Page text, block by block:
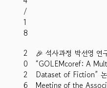
/
1
8
2
0
2
6
🎉 석사과정 박선영 연
“GOLEMcoref: A
Dataset of Fiction”
Meeting of the